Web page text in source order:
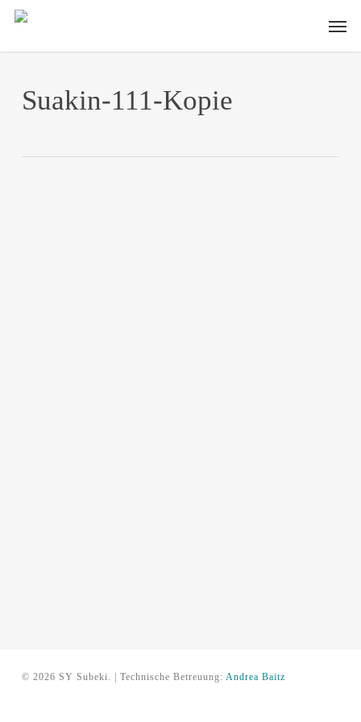
Skip
main
Suakin-111-Kopie
© 2026 SY Subeki. | Technische Betreuung: Andrea Baitz